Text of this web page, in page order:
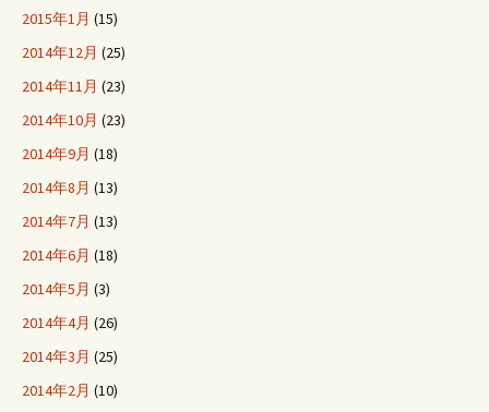
2015年1月 (15)
2014年12月 (25)
2014年11月 (23)
2014年10月 (23)
2014年9月 (18)
2014年8月 (13)
2014年7月 (13)
2014年6月 (18)
2014年5月 (3)
2014年4月 (26)
2014年3月 (25)
2014年2月 (10)